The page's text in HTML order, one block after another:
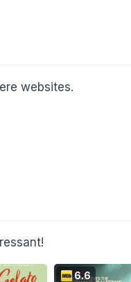
websites.
6.6